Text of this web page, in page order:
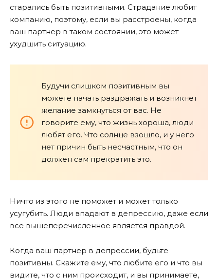
старались быть позитивными. Страдание любит
компанию, поэтому, если вы расстроены, когда
ваш партнер в таком состоянии, это может
ухудшить ситуацию.
Будучи слишком позитивным вы
можете начать раздражать и возникнет
желание замкнуться от вас. Не
говорите ему, что жизнь хороша, люди
любят его. Что солнце взошло, и у него
нет причин быть несчастным, что он
должен сам прекратить это.
Ничто из этого не поможет и может только
усугубить. Люди впадают в депрессию, даже если
все вышеперечисленное является правдой.
Когда ваш партнер в депрессии, будьте
позитивны. Скажите ему, что любите его и что вы
видите, что с ним происходит, и вы принимаете,